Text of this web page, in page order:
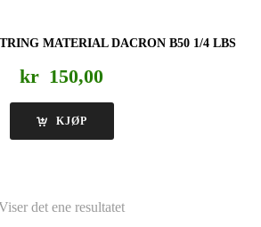
MATERIAL DACRON B50 1/4 LBS
kr 150,00
KJØP
det ene resultatet